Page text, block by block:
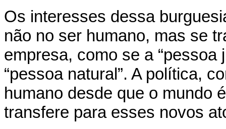
Os interesses dessa
não no ser humano, mas se
empresa, como se a “pessoa
“pessoa natural”. A política,
humano desde que o mundo
transfere para esses novos